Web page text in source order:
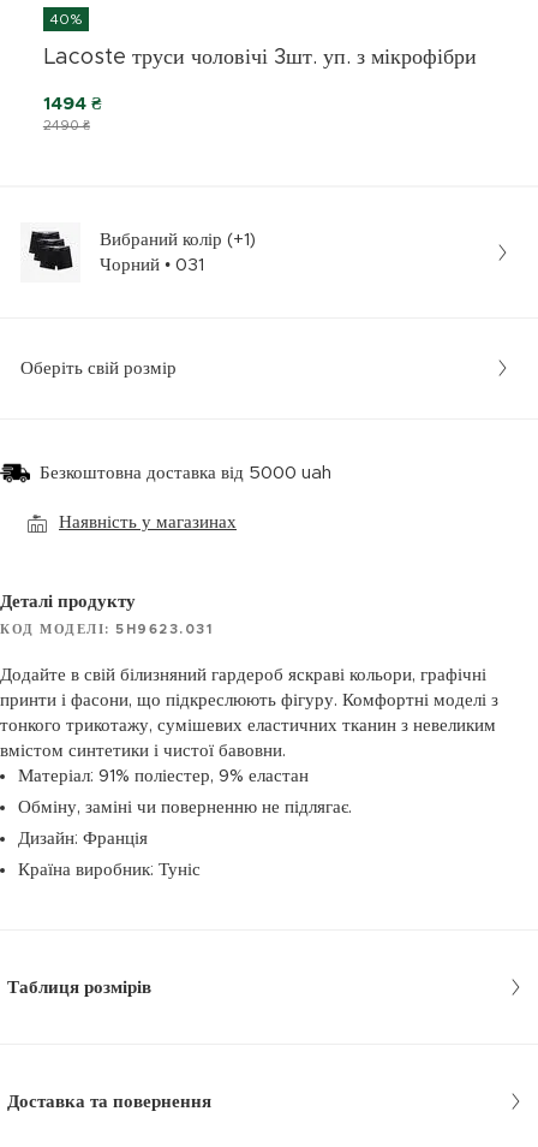
40%
Lacoste труси чоловічі 3шт. уп. з мікрофібри
2490 ₴
1494 ₴
Вибраний колір (+1)
Чорний • 031
Оберіть свій розмір
Безкоштовна доставка від 5000 uah
Наявність у магазинах
Деталі продукту
КОД МОДЕЛІ: 5H9623.031
Додайте в свій білизняний гардероб яскраві кольори, графічні
принти і фасони, що підкреслюють фігуру. Комфортні моделі з
тонкого трикотажу, сумішевих еластичних тканин з невеликим
вмістом синтетики і чистої бавовни.
Матеріал: 91% поліестер, 9% еластан
Обміну, заміні чи поверненню не підлягає.
Дизайн: Франція
Країна виробник: Туніс
Таблиця розмірів
Доставка та повернення